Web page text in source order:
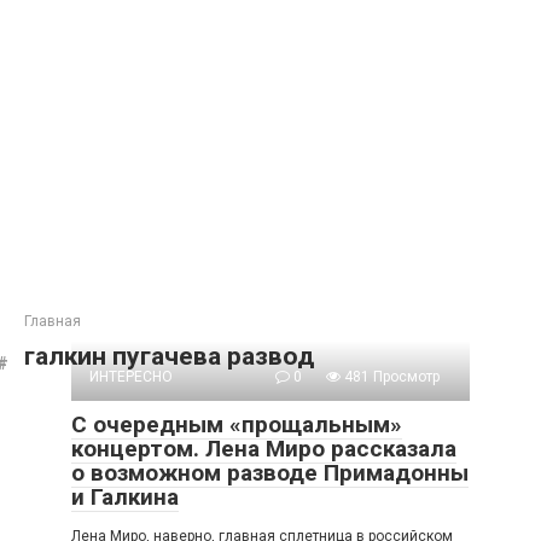
Главная
галкин пугачева развод
ИНТЕРЕСНО 0 481 Просмотр
С очередным «прощальным»
концертом. Лена Миро рассказала
о возможном разводе Примадонны
и Галкина
Лена Миро, наверно, главная сплетница в российском